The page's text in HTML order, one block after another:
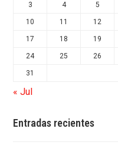
3 4 5
10 11 12
17 18 19
24 25 26
31
« Jul
Entradas recientes